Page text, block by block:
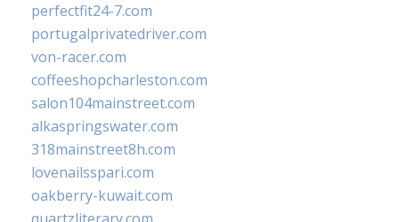
perfectfit24-7.com
portugalprivatedriver.com
von-racer.com
coffeeshopcharleston.com
salon104mainstreet.com
alkaspringswater.com
318mainstreet8h.com
lovenailsspari.com
oakberry-kuwait.com